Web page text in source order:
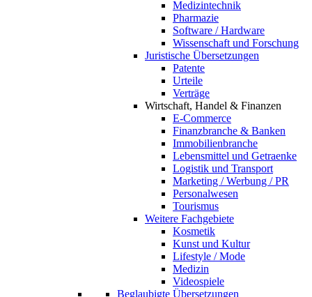
Medizintechnik
Pharmazie
Software / Hardware
Wissenschaft und Forschung
Juristische Übersetzungen
Patente
Urteile
Verträge
Wirtschaft, Handel & Finanzen
E-Commerce
Finanzbranche & Banken
Immobilienbranche
Lebensmittel und Getraenke
Logistik und Transport
Marketing / Werbung / PR
Personalwesen
Tourismus
Weitere Fachgebiete
Kosmetik
Kunst und Kultur
Lifestyle / Mode
Medizin
Videospiele
Beglaubigte Übersetzungen